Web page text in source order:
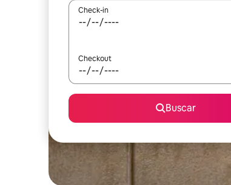
Check-in
Checkout
Buscar